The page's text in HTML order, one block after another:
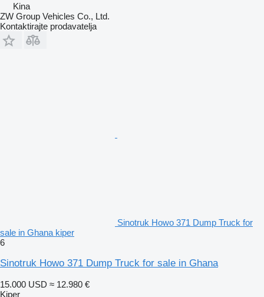
Kina
ZW Group Vehicles Co., Ltd.
Kontaktirajte prodavatelja
Sinotruk Howo 371 Dump Truck for
sale in Ghana kiper
6
Sinotruk Howo 371 Dump Truck for sale in Ghana
15.000 USD ≈ 12.980 €
Kiper